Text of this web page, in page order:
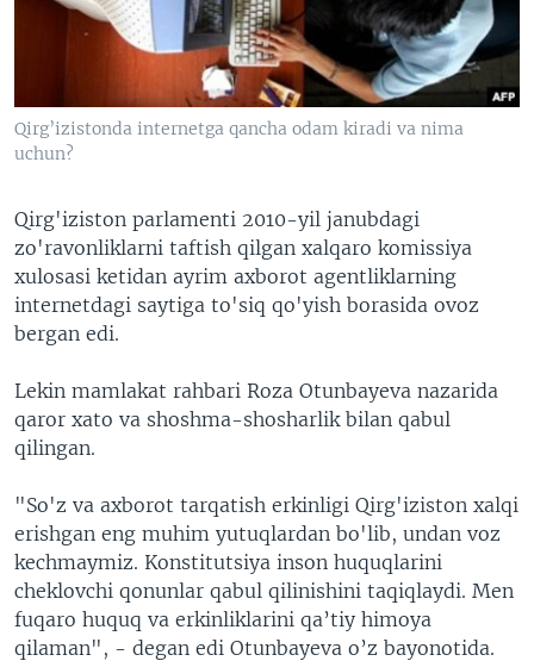
VIDEO
XABARLAR SURATLARDA
ODNOKLASSNIKI
TWITTER
SOUNDCLOUD
VOA
Qirg’izistonda internetga qancha odam kiradi va nima
uchun?
Qirg'iziston parlamenti 2010-yil janubdagi
zo'ravonliklarni taftish qilgan xalqaro komissiya
xulosasi ketidan ayrim axborot agentliklarning
internetdagi saytiga to'siq qo'yish borasida ovoz
bergan edi.
Lekin mamlakat rahbari Roza Otunbayeva nazarida
qaror xato va shoshma-shosharlik bilan qabul
qilingan.
"So'z va axborot tarqatish erkinligi Qirg'iziston xalqi
erishgan eng muhim yutuqlardan bo'lib, undan voz
kechmaymiz. Konstitutsiya inson huquqlarini
cheklovchi qonunlar qabul qilinishini taqiqlaydi. Men
fuqaro huquq va erkinliklarini qa’tiy himoya
qilaman", - degan edi Otunbayeva o’z bayonotida.